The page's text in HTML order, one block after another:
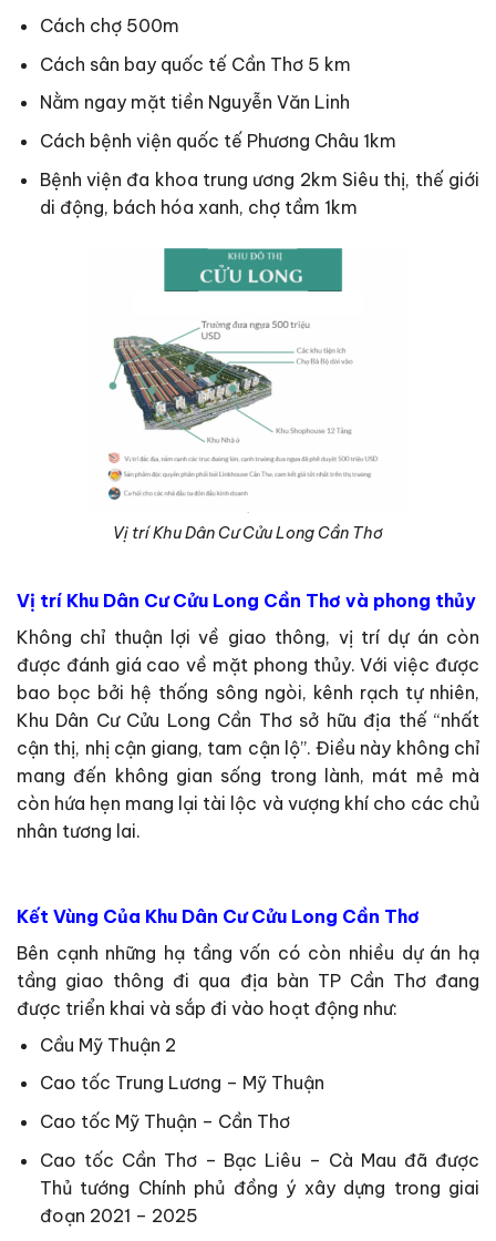
Cách chợ 500m
Cách sân bay quốc tế Cần Thơ 5 km
Nằm ngay mặt tiền Nguyễn Văn Linh
Cách bệnh viện quốc tế Phương Châu 1km
Bệnh viện đa khoa trung ương 2km Siêu thị, thế giới
di động, bách hóa xanh, chợ tầm 1km
Vị trí Khu Dân Cư Cửu Long Cần Thơ
Vị trí Khu Dân Cư Cửu Long Cần Thơ và phong thủy
Không chỉ thuận lợi về giao thông, vị trí dự án còn
được đánh giá cao về mặt phong thủy. Với việc được
bao bọc bởi hệ thống sông ngòi, kênh rạch tự nhiên,
Khu Dân Cư Cửu Long Cần Thơ sở hữu địa thế “nhất
cận thị, nhị cận giang, tam cận lộ”. Điều này không chỉ
mang đến không gian sống trong lành, mát mẻ mà
còn hứa hẹn mang lại tài lộc và vượng khí cho các chủ
nhân tương lai.
Kết Vùng Của Khu Dân Cư Cửu Long Cần Thơ
Bên cạnh những hạ tầng vốn có còn nhiều dự án hạ
tầng giao thông đi qua địa bàn TP Cần Thơ đang
được triển khai và sắp đi vào hoạt động như:
Cầu Mỹ Thuận 2
Cao tốc Trung Lương – Mỹ Thuận
Cao tốc Mỹ Thuận – Cần Thơ
Cao tốc Cần Thơ – Bạc Liêu – Cà Mau đã được
Thủ tướng Chính phủ đồng ý xây dựng trong giai
đoạn 2021 – 2025